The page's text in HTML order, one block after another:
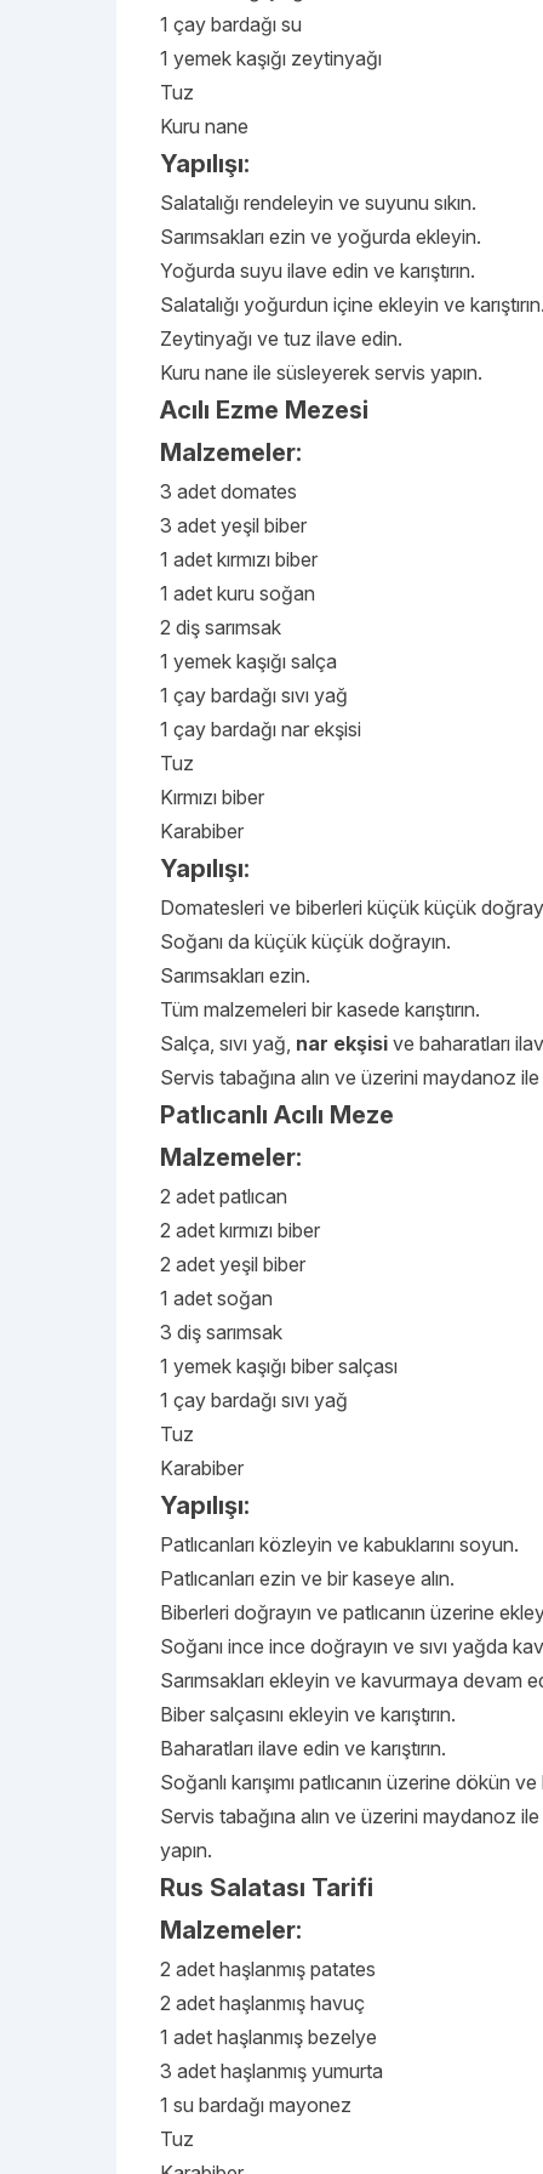
1 çay bardağı su
1 yemek kaşığı zeytinyağı
Tuz
Kuru nane
Yapılışı:
Salatalığı rendeleyin ve suyunu sıkın.
Sarımsakları ezin ve yoğurda ekleyin.
Yoğurda suyu ilave edin ve karıştırın.
Salatalığı yoğurdun içine ekleyin ve
Zeytinyağı ve tuz ilave edin.
Kuru nane ile süsleyerek servis yapın.
Acılı Ezme Mezesi
Malzemeler:
3 adet domates
3 adet yeşil biber
1 adet kırmızı biber
1 adet kuru soğan
2 diş sarımsak
1 yemek kaşığı salça
1 çay bardağı sıvı yağ
1 çay bardağı nar ekşisi
Tuz
Kırmızı biber
Karabiber
Yapılışı:
Domatesleri ve biberleri küçük küçük
Soğanı da küçük küçük doğrayın.
Sarımsakları ezin.
Tüm malzemeleri bir kasede karıştırın.
Salça, sıvı yağ, nar ekşisi ve baharatları
Servis tabağına alın ve üzerini maydanoz
Patlıcanlı Acılı Meze
Malzemeler:
2 adet patlıcan
2 adet kırmızı biber
2 adet yeşil biber
1 adet soğan
3 diş sarımsak
1 yemek kaşığı biber salçası
1 çay bardağı sıvı yağ
Tuz
Karabiber
Yapılışı:
Patlıcanları közleyin ve kabuklarını soyun.
Patlıcanları ezin ve bir kaseye alın.
Biberleri doğrayın ve patlıcanın üzerine
Soğanı ince ince doğrayın ve sıvı yağda
Sarımsakları ekleyin ve kavurmaya devam
Biber salçasını ekleyin ve karıştırın.
Baharatları ilave edin ve karıştırın.
Soğanlı karışımı patlıcanın üzerine dökün ve
Servis tabağına alın ve üzerini maydanoz
yapın.
Rus Salatası Tarifi
Malzemeler:
2 adet haşlanmış patates
2 adet haşlanmış havuç
1 adet haşlanmış bezelye
3 adet haşlanmış yumurta
1 su bardağı mayonez
Tuz